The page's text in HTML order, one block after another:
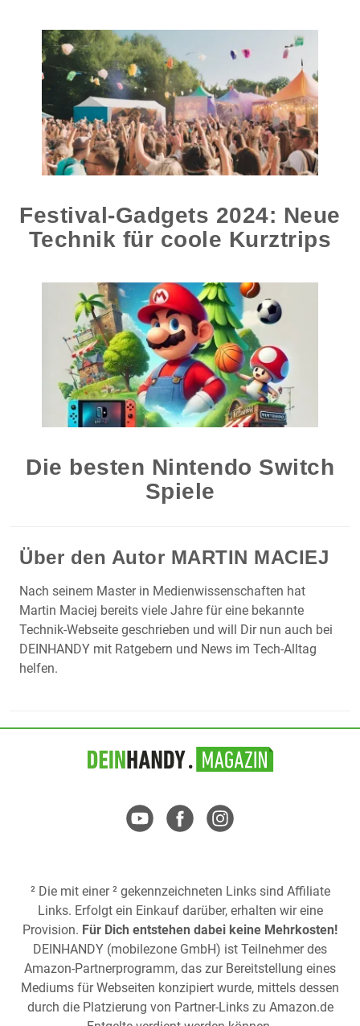
Festival-Gadgets 2024: Neue
Technik für coole Kurztrips
Die besten Nintendo Switch
Spiele
Über den Autor MARTIN MACIEJ
Nach seinem Master in Medienwissenschaften hat
Martin Maciej bereits viele Jahre für eine bekannte
Technik-Webseite geschrieben und will Dir nun auch bei
DEINHANDY mit Ratgebern und News im Tech-Alltag
helfen.
² Die mit einer ² gekennzeichneten Links sind Affiliate
Links. Erfolgt ein Einkauf darüber, erhalten wir eine
Provision. Für Dich entstehen dabei keine Mehrkosten!
DEINHANDY (mobilezone GmbH) ist Teilnehmer des
Amazon-Partnerprogramm, das zur Bereitstellung eines
Mediums für Webseiten konzipiert wurde, mittels dessen
durch die Platzierung von Partner-Links zu Amazon.de